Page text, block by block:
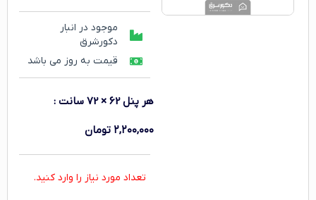
موجود در انبار
دکورشرق
قیمت به روز می باشد
هر پنل 62 × 72 سانت :
۲,۲۰۰,۰۰۰ تومان
تعداد مورد نیاز را وارد کنید.